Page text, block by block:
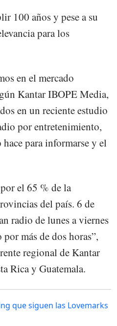
100 años y pese a su
para los
en el mercado
Kantar IBOPE Media,
en un reciente estudio
por entretenimiento,
para informarse y el
el 65 % de la
del país. 6 de
radio de lunes a viernes
más de dos horas”,
regional de Kantar
Rica y Guatemala.
que siguen las Lovemarks